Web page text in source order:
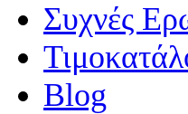
Συχνές
Blog